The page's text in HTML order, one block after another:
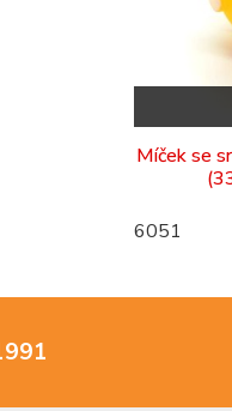
Míček se
6051